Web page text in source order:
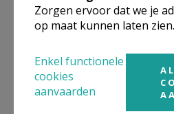
Zorgen ervoor dat we je
op maat kunnen laten zien.
Enkel functionele
cookies
aanvaarden